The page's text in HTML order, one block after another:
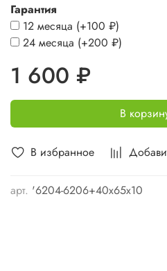
В избранное
арт. '6204-6206+40х65х10
Гарантия
12 месяца (+100 ₽)
24 месяца (+200 ₽)
1 600 ₽
В